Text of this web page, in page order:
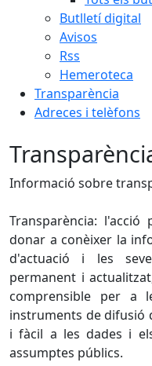
Butlletí digital
Avisos
Rss
Hemeroteca
Transparència
Adreces i telèfons
Informació sobre
Transparència:
donar a conèixer la
d'actuació i les
permanent i
comprensible per a
instruments de difusió
i fàcil a les dades i
assumptes públics.